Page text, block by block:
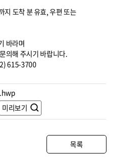
도착 분 유효, 우편 또는
바라며
의해 주시기 바랍니다.
615-3700
미리보기
목록